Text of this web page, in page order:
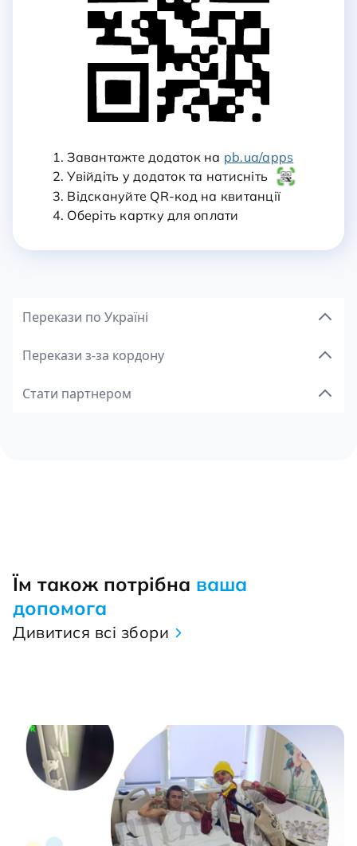
1. Завантажте додаток на pb.ua/apps
2. Увійдіть у додаток та натисніть
3. Відскануйте QR-код на квитанції
4. Оберіть картку для оплати
Перекази по Україні
Перекази з-за кордону
Стати партнером
Їм також потрібна ваша
допомога
Дивитися всі збори